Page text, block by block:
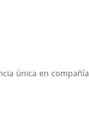
única en